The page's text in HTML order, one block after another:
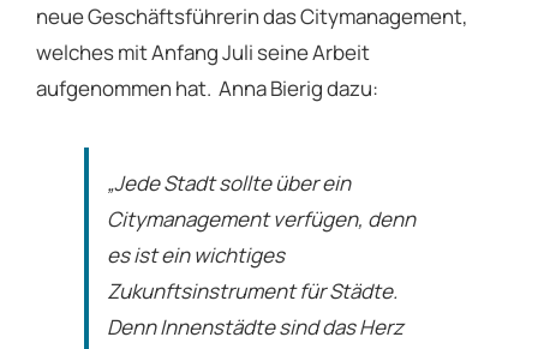
neue Geschäftsführerin das Citymanagement,
welches mit Anfang Juli seine Arbeit
aufgenommen hat. Anna Bierig dazu:
„Jede Stadt sollte über ein
Citymanagement verfügen, denn
es ist ein wichtiges
Zukunftsinstrument für Städte.
Denn Innenstädte sind das Herz